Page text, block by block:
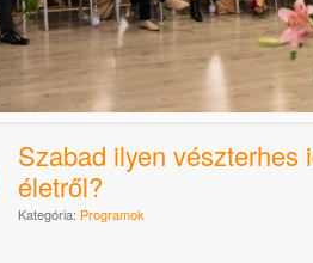
Szabad ilyen vészterhes
életről?
Kategória: Programok